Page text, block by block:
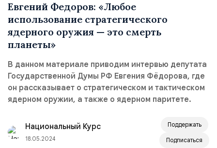
Евгений Федоров: «Любое
использование стратегического
ядерного оружия — это смерть
планеты»
В данном материале приводим интервью депутата
Государственной Думы РФ Евгения Фёдорова, где
он рассказывает о стратегическом и тактическом
ядерном оружии, а также о ядерном паритете.
Национальный Курс
18.05.2024
Поддержать
Подписаться